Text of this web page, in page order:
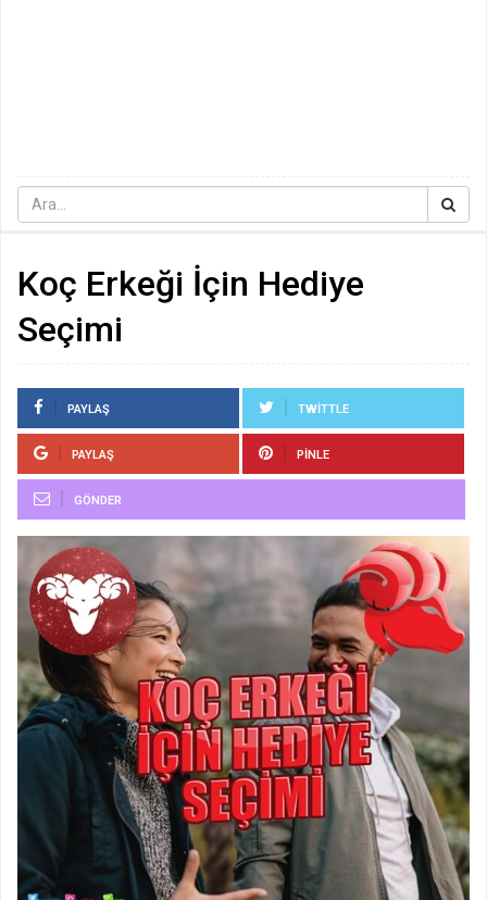
Koç Erkeği İçin Hediye
Seçimi
PAYLAŞ TWITTLE
PAYLAŞ PINLE
GÖNDER